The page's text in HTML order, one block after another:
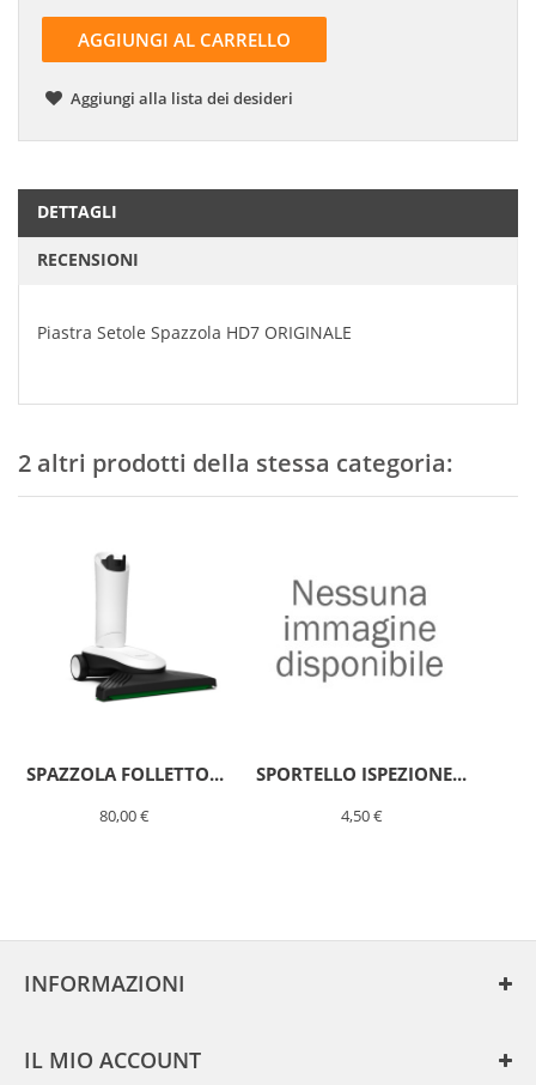
AGGIUNGI AL CARRELLO
Aggiungi alla lista dei desideri
DETTAGLI
RECENSIONI
Piastra Setole Spazzola HD7 ORIGINALE
2 altri prodotti della stessa categoria:
SPAZZOLA FOLLETTO...
80,00 €
SPORTELLO ISPEZIONE...
4,50 €
PER
HD7
setole-
INFORMAZIONI
IL MIO ACCOUNT